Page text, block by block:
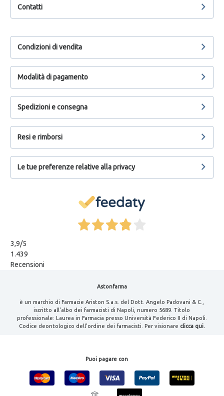
Contatti
Condizioni di vendita
Modalità di pagamento
Spedizioni e consegna
Resi e rimborsi
Le tue preferenze relative alla privacy
3,9/5
1.439
Recensioni
Astonfarma
è un marchio di Farmacie Ariston S.a.s. del Dott. Angelo Padovani & C.,
iscritto all'albo dei farmacisti di Napoli, numero 5689. Titolo
professionale: Laurea in Farmacia presso Università Federico II di Napoli.
Codice deontologico dell'ordine dei farmacisti. Per visionare clicca qui.
Puoi pagare con